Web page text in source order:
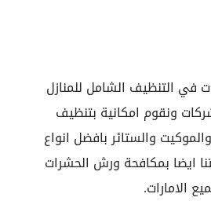
في التنظيف الشامل للمنازل
ونقوم امكانية بتنظيف
والستائر بافضل انواع
ايضا بمكافحة ورش الحشرات
الامارات.